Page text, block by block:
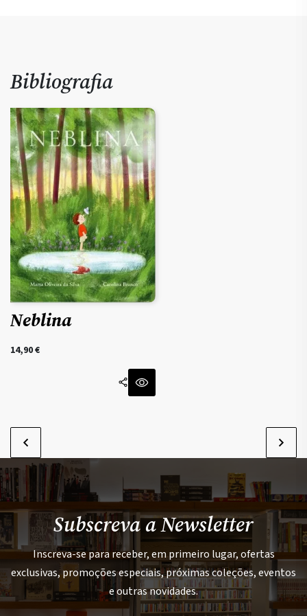
Bibliografia
Neblina
14,90€
Subscreva a Newsletter
Inscreva-se para receber, em primeiro lugar, ofertas
exclusivas, promoções especiais, próximas coleções, eventos
e outras novidades.